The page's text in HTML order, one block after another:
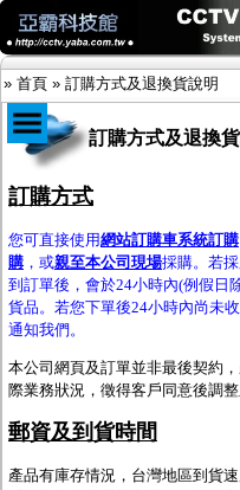
» 首頁 » 訂購方式及退換貨說明
商品目錄
IP網路攝影機及錄放影機
AHD DVR數位錄放影機
AHD半球型(適用屋內)
AHD中小型紅外線攝影機(適
AHD防護罩型攝影機(適用屋
距離遠）
AHD特殊功能型攝影機
傳統高解析攝影機
投光設備
訂購方式及退換
訂購方式
您可直接使用網站訂購車系統訂購
購 ，或親至本公司現場採購。若
到訂單後，會於24小時內(例假日
貨品。若您下單後24小時內尚未
通知我們。
本公司網頁及訂單並非最後契約
際業務狀況，徵得客戶同意後調整
郵資及到貨時間
產品有庫存情況，台灣地區到貨